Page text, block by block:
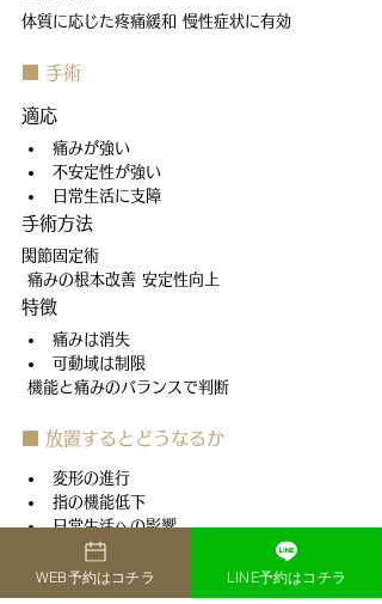
体質に応じた疼痛緩和 慢性症状に有効
■ 手術
適応
痛みが強い
不安定性が強い
日常生活に支障
手術方法
関節固定術
痛みの根本改善 安定性向上
特徴
痛みは消失
可動域は制限
機能と痛みのバランスで判断
■ 放置するとどうなるか
変形の進行
指の機能低下
日常生活への影響
早期対応が重要
■ 当院の強み
WEB予約はコチラ LINE予約はコチラ